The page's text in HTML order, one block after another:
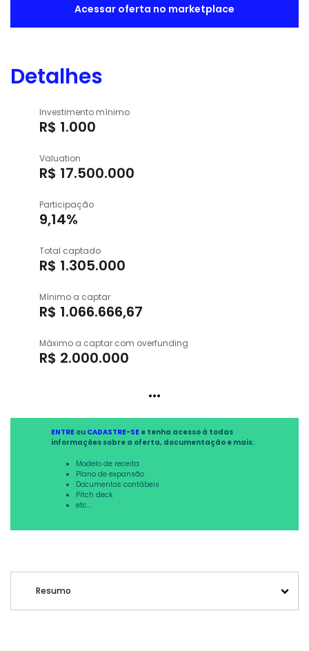
Resumo
Acessar oferta no marketplace
Detalhes
Investimento mínimo
R$ 1.000
Valuation
R$ 17.500.000
Participação
9,14%
Total captado
R$ 1.305.000
Mínimo a captar
R$ 1.066.666,67
Máximo a captar com overfunding
R$ 2.000.000
...
ENTREou CADASTRE-SEe tenha acesso à todas
informações sobre a oferta, documentação e mais.
Modelo de receita
Plano de expansão
Documentos contábeis
Pitch deck
etc...